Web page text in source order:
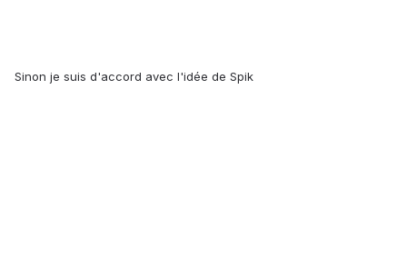
Sinon je suis d'accord avec l'idée de Spik